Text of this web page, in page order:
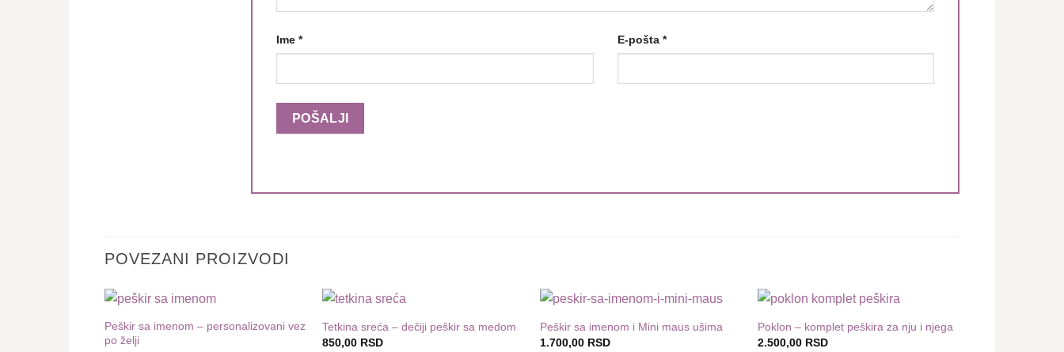
Ime * E-pošta *
POVEZANI PROIZVODI
Dodaj
Peškir sa imenom – personalizovani vez
po želji
Dodaj
Tetkina sreća – dečiji peškir sa medom
850,00 RSD
Dodaj
Peškir sa imenom i Mini maus ušima
1.700,00 RSD
Dodaj
Poklon – komplet peškira za nju i njega
2.500,00 RSD